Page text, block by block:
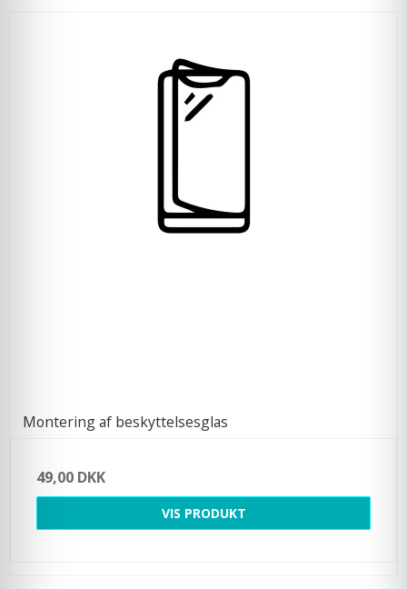
Montering af beskyttelsesglas
49,00 DKK
VIS PRODUKT